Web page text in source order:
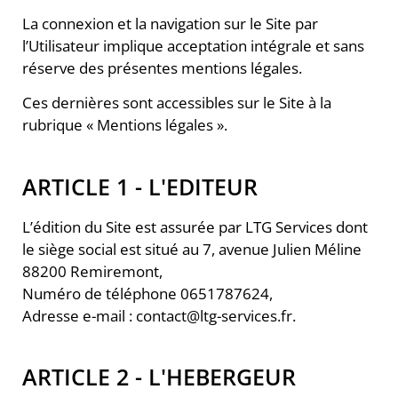
La connexion et la navigation sur le Site par
l’Utilisateur implique acceptation intégrale et sans
réserve des présentes mentions légales.
Ces dernières sont accessibles sur le Site à la
rubrique « Mentions légales ».
ARTICLE 1 - L'EDITEUR
L’édition du Site est assurée par LTG Services dont
le siège social est situé au 7, avenue Julien Méline
88200 Remiremont,
Numéro de téléphone 0651787624,
Adresse e-mail : contact@ltg-services.fr.
ARTICLE 2 - L'HEBERGEUR